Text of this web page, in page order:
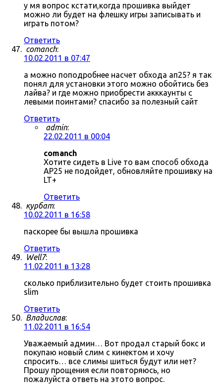
у мя вопрос кстати,когда прошивка выйдет
можно ли будет на флешку игры записывать и
играть потом?
Ответить
comanch:
10.02.2011 в 07:47
а можно поподробнее насчет обхода ап25? я так
понял для установки этого можно обойтись без
лайва? и где можно приобрести акккаунты с
левыми поинтами? спасибо за полезный сайт
Ответить
admin:
22.02.2011 в 00:04
comanch
Хотите сидеть в Live то вам способ обхода
AP25 не подойдет, обновляйте прошивку на
LT+
Ответить
курбат:
10.02.2011 в 16:58
паскорее бы вышла прошивка
Ответить
Well7:
11.02.2011 в 13:28
сколько приблизительно будет стоить прошивка
slim
Ответить
Владислав:
11.02.2011 в 16:54
Уважаемый админ… Вот продал старый бокс и
покупаю новый слим с кинектом и хочу
спросить… все слимы шиться будут или нет?
Прошу прощения если повторяюсь, но
пожалуйста ответь на этото вопрос.